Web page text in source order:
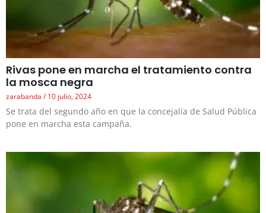
Rivas pone en marcha el tratamiento contra
la mosca negra
zarabanda 10 julio, 2024
Se trata del segundo año en que la concejalía de Salud Pública
pone en marcha esta campaña.